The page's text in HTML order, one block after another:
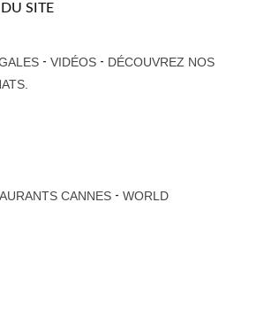
SITE
- VIDÉOS- DÉCOUVREZ NOS
CANNES- WORLD